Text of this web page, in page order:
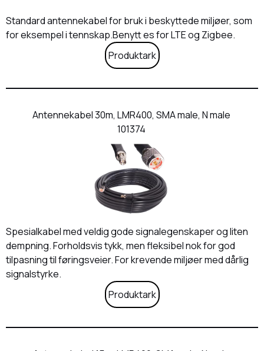
Standard antennekabel for bruk i beskyttede miljøer, som
for eksempel i tennskap.Benytt es for LTE og Zigbee.
Produktark
Antennekabel 30m, LMR400, SMA male, N male
101374
Spesialkabel med veldig gode signalegenskaper og liten
dempning. Forholdsvis tykk, men fleksibel nok for god
tilpasning til føringsveier. For krevende miljøer med dårlig
signalstyrke.
Produktark